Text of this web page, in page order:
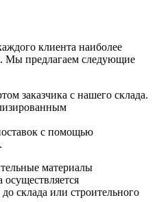
клиента наиболее
Мы предлагаем следующие
заказчика с нашего склада.
с помощью
материалы
осуществляется
склада или строительного